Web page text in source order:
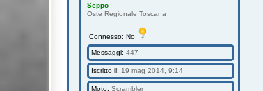
Seppo
Oste Regionale Toscana
Connesso: No
Messaggi: 447
Iscritto il: 19 mag 2014, 9:14
Moto: Scrambler